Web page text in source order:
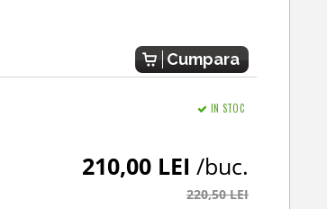
Cumpara
IN STOC
210,00 LEI /buc.
220,50 LEI